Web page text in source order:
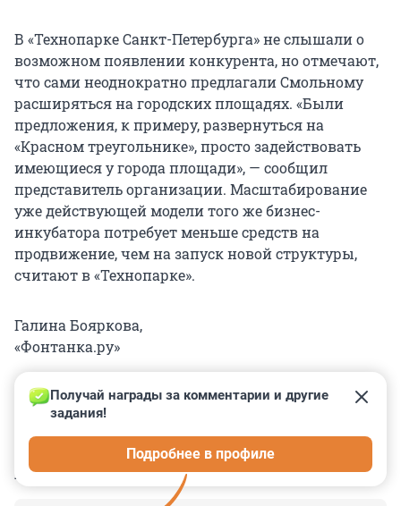
В «Технопарке Санкт-Петербурга» не слышали о
возможном появлении конкурента, но отмечают,
что сами неоднократно предлагали Смольному
расширяться на городских площадях. «Были
предложения, к примеру, развернуться на
«Красном треугольнике», просто задействовать
имеющиеся у города площади», — сообщил
представитель организации. Масштабирование
уже действующей модели того же бизнес-
инкубатора потребует меньше средств на
продвижение, чем на запуск новой структуры,
считают в «Технопарке».
Галина Бояркова,
«Фонтанка.ру»
КОММЕНТАРИИ 10
Получай награды за комментарии и другие
задания!
Подробнее в профиле